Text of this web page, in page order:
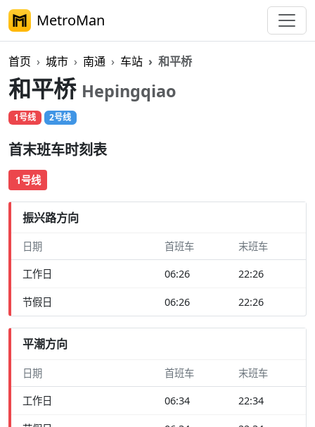
MetroMan
首页 城市 南通 车站 和平桥
和平桥 Hepingqiao
1号线 2号线
首末班车时刻表
1号线
振兴路方向
日期 首班车 末班车
工作日 06:26 22:26
节假日 06:26 22:26
平潮方向
日期 首班车 末班车
工作日 06:34 22:34